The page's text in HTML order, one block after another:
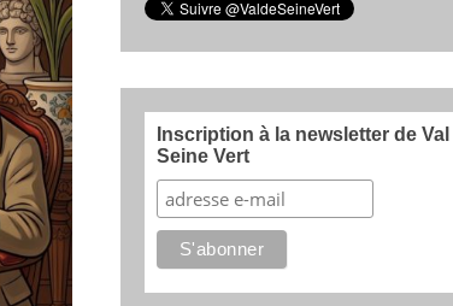
Inscription à la newsletter de Val
Seine Vert